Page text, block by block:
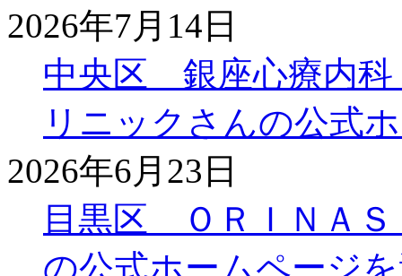
2026年7月14日
中央区 銀座心療内科
リニックさんの公式
2026年6月23日
目黒区 ＯＲＩＮＡ
の公式ホームページ